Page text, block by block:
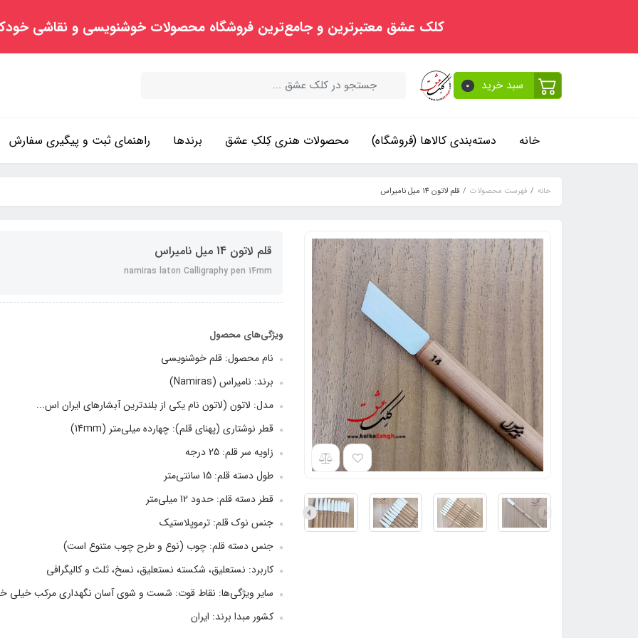
کلک عشق معتبرترین و جامع‌ترین فروشگاه محصولات خوشنویسی و نقاشی
سبد خرید 0
خانه دسته‌بندی کالاها (فروشگاه) محصولات هنری کِلکِ عشق برندها راهنمای ثبت و پیگیری سفارش
خانه فهرست محصولات قلم لاتون 14 میل نامیراس
قلم لاتون 14 میل نامیراس
namiras laton Calligraphy pen 14mm
ویژگی‌های محصول
نام محصول: قلم خوشنویسی
برند: نامیراس (Namiras)
مدل: لاتون (لاتون نام یکی از بلندترین آبشارهای ایران اس...
قطر نوشتاری (پهنای قلم): چهارده میلی‌متر (14mm)
زاویه سر قلم: 25 درجه
طول دسته قلم: 15 سانتی‌متر
قطر دسته قلم: حدود 12 میلی‌متر
جنس نوک قلم: ترموپلاستیک
جنس دسته قلم: چوب (نوع و طرح چوب متنوع است)
کاربرد: نستعلیق، شکسته نستعلیق، نسخ، ثلث و کالیگرافی
سایر ویژگی‌ها: نقاط قوت: شست و شوی آسان نگهداری مرکب خیلی
کشور مبدا برند: ایران